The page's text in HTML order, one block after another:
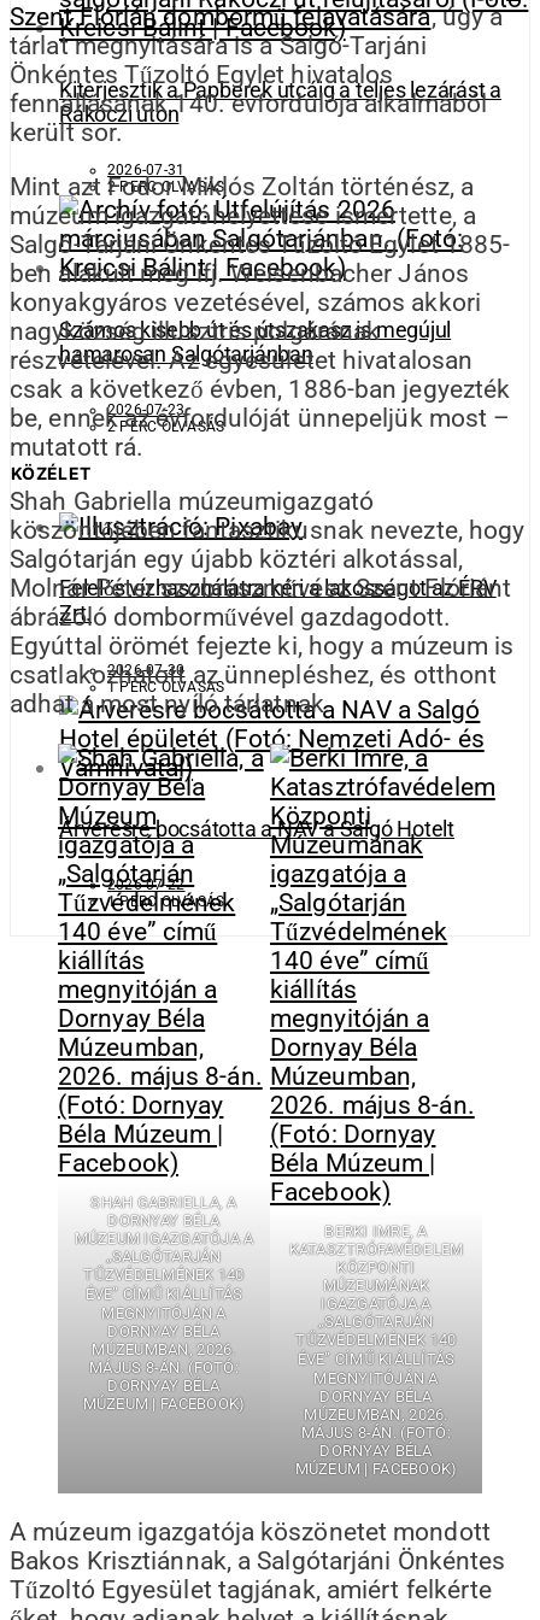
Kiterjesztik a Papberek utcáig a teljes lezárást a
Rákóczi úton
2026-07-31
2 PERC OLVASÁS
Számos kisebb út és útszakasz is megújul
hamarosan Salgótarjánban
2026-07-23
2 PERC OLVASÁS
KÖZÉLET
Felelős vízhasználatra kéri a lakosságot az ÉRV
Zrt.
2026-07-30
1 PERC OLVASÁS
Árverésre bocsátotta a NAV a Salgó Hotelt
2026-07-22
1 PERC OLVASÁS
Szent Flórián dombormű felavatására, úgy a
tárlat megnyitására is a Salgó-Tarjáni
Önkéntes Tűzoltó Egylet hivatalos
fennállásának 140. évfordulója alkalmából
került sor.
Mint azt Fodor Miklós Zoltán történész, a
múzeum igazgatóhelyettese ismertette, a
Salgó-Tarjáni Önkéntes Tűzoltó Egylet 1885-
ben alakult meg ifj. Weisenbacher János
konyakgyáros vezetésével, számos akkori
nagyközség illusztris polgárának
részvételével. Az egyesületet hivatalosan
csak a következő évben, 1886-ban jegyezték
be, ennek az évfordulóját ünnepeljük most –
mutatott rá.
Shah Gabriella múzeumigazgató
köszöntőjében fantasztikusnak nevezte, hogy
Salgótarján egy újabb köztéri alkotással,
Molnár Péter szobrászművész Szent Flóriánt
ábrázoló domborművével gazdagodott.
Egyúttal örömét fejezte ki, hogy a múzeum is
csatlakozhatott az ünnepléshez, és otthont
adhat a most nyíló tárlatnak.
SHAH GABRIELLA, A
DORNYAY BÉLA
MÚZEUM IGAZGATÓJA A
„SALGÓTARJÁN
TŰZVÉDELMÉNEK 140
ÉVE” CÍMŰ KIÁLLÍTÁS
MEGNYITÓJÁN A
DORNYAY BÉLA
MÚZEUMBAN, 2026.
MÁJUS 8-ÁN. (FOTÓ:
DORNYAY BÉLA
MÚZEUM | FACEBOOK)
BERKI IMRE, A
KATASZTRÓFAVÉDELEM
KÖZPONTI
MÚZEUMÁNAK
IGAZGATÓJA A
„SALGÓTARJÁN
TŰZVÉDELMÉNEK 140
ÉVE” CÍMŰ KIÁLLÍTÁS
MEGNYITÓJÁN A
DORNYAY BÉLA
MÚZEUMBAN, 2026.
MÁJUS 8-ÁN. (FOTÓ:
DORNYAY BÉLA
MÚZEUM | FACEBOOK)
A múzeum igazgatója köszönetet mondott
Bakos Krisztiánnak, a Salgótarjáni Önkéntes
Tűzoltó Egyesület tagjának, amiért felkérte